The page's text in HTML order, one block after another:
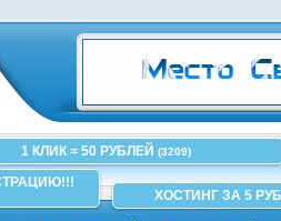
1 КЛИК = 50 РУБЛЕЙ (3209)
ХОСТИНГ ЗА 5